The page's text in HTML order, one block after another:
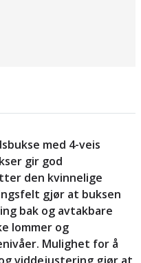
med 4-veis
gir god
den kvinnelige
gjør at buksen
bak og avtakbare
lommer og
Mulighet for å